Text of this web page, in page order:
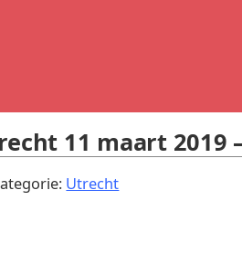
Utrecht.
11 maart 2019